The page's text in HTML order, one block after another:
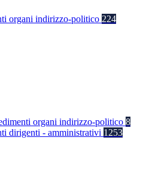
organi indirizzo-politico 224
organi indirizzo-politico 8
dirigenti - amministrativi 1253